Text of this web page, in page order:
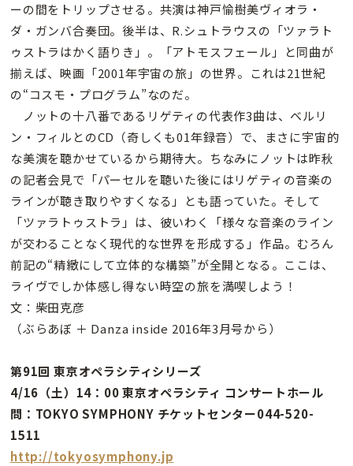
ーの間をトリップさせる。共演は神戸愉樹美ヴィオラ・
ダ・ガンバ合奏団。後半は、R.シュトラウスの「ツァラト
ゥストラはかく語りき」。「アトモスフェール」と同曲が
揃えば、映画「2001年宇宙の旅」の世界。これは21世紀
の“コスモ・プログラム”なのだ。
ノットの十八番であるリゲティの代表作3曲は、ベルリ
ン・フィルとのCD（奇しくも01年録音）で、まさに宇宙的
な美演を聴かせているから期待大。ちなみにノットは昨秋
の記者会見で「パーセルを聴いた後にはリゲティの音楽の
ラインが聴き取りやすくなる」とも語っていた。そして
「ツァラトゥストラ」は、彼いわく「様々な音楽のライン
が交わることなく現代的な世界を形成する」作品。むろん
前記の“精緻にして立体的な構築”が全開となる。ここは、
ライヴでしか体感し得ない時空の旅を満喫しよう！
文：柴田克彦
（ぶらあぼ ＋ Danza inside 2016年3月号から）
第91回 東京オペラシティシリーズ
4/16（土）14：00 東京オペラシティ コンサートホール
問：TOKYO SYMPHONY チケットセンター044-520-
1511
http://tokyosymphony.jp